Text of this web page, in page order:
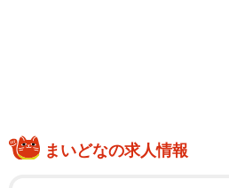
まいどなの求人情報